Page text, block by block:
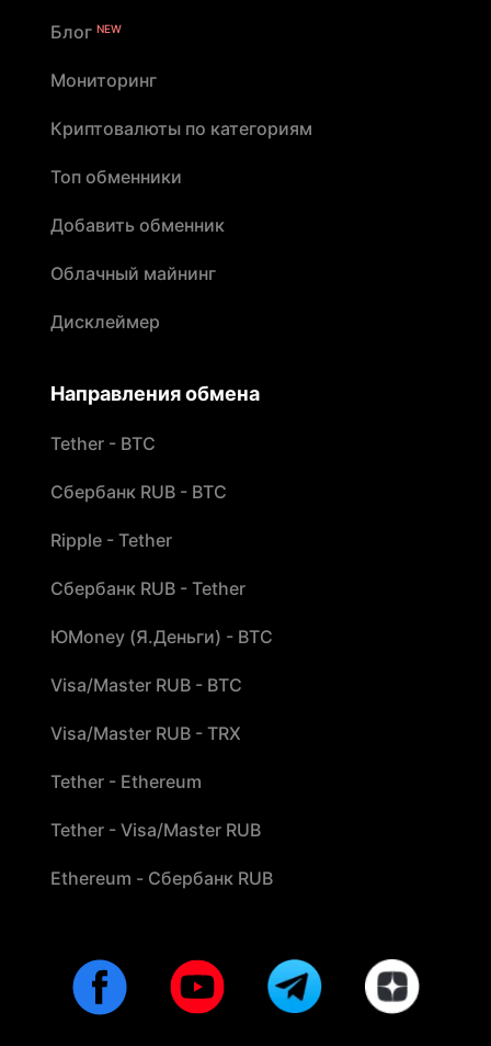
Блог NEW
Мониторинг
Криптовалюты по категориям
Топ обменники
Добавить обменник
Облачный майнинг
Дисклеймер
Направления обмена
Tether - BTC
Сбербанк RUB - BTC
Ripple - Tether
Сбербанк RUB - Tether
ЮMoney (Я.Деньги) - BTC
Visa/Master RUB - BTC
Visa/Master RUB - TRX
Tether - Ethereum
Tether - Visa/Master RUB
Ethereum - Сбербанк RUB